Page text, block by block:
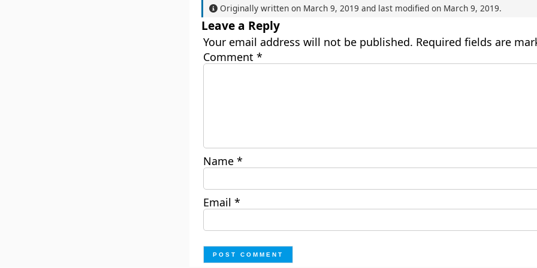
Originally written on March 9, 2019 and last modified on March 9, 2019.
Leave a Reply
Your email address will not be published. Required fields are
Comment *
Name *
Email *